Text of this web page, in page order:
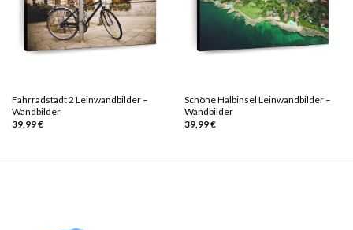
Fahrradstadt 2 Leinwandbilder –
Wandbilder
39,99€
Schöne Halbinsel Leinwandbilder –
Wandbilder
39,99€